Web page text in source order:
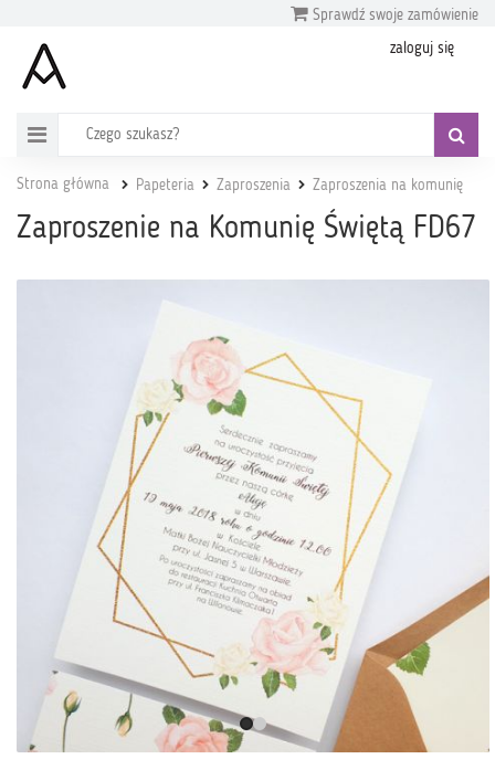
Sprawdź swoje zamówienie
zaloguj się
Strona główna Papeteria Zaproszenia Zaproszenia na komunię
Zaproszenie na Komunię Świętą FD67